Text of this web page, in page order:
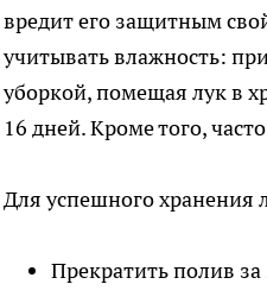
вредит его защитным
учитывать влажность:
уборкой, помещая лук в
16 дней. Кроме того,
Для успешного хранения
Прекратить полив